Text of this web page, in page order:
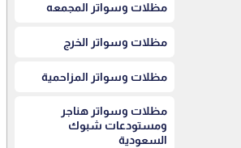
مظلات وسواتر المجمعه
مظلات وسواتر الخرج
مظلات وسواتر المزاحمية
مظلات وسواتر هناجر
ومستودعات شبوك
السعودية